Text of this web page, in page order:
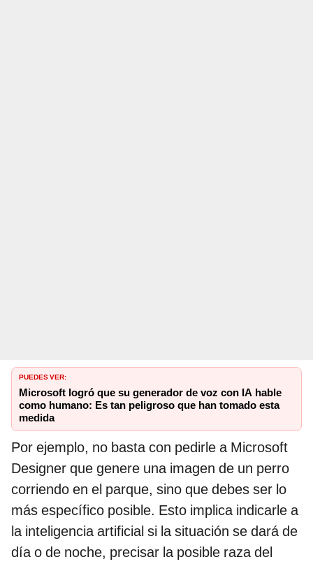
PUEDES VER:
Microsoft logró que su generador de voz con IA hable
como humano: Es tan peligroso que han tomado esta
medida
Por ejemplo, no basta con pedirle a Microsoft
Designer que genere una imagen de un perro
corriendo en el parque, sino que debes ser lo
más específico posible. Esto implica indicarle a
la inteligencia artificial si la situación se dará de
día o de noche, precisar la posible raza del